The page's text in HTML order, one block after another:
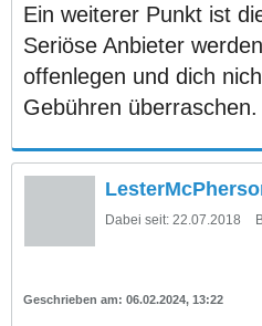
Ein weiterer Punkt ist
Seriöse Anbieter
offenlegen und dich
Gebühren überraschen.
Dabei seit: 22.07.2018
06.02.2024, 13:22